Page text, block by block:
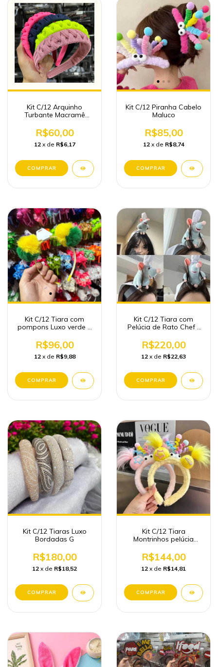
Kit C/12 Arquinho
Turbante Macramê
R$60,00
12 x de R$6,17
Kit C/12 Piranha Cabelo
Maluco
R$85,00
12 x de R$8,74
Kit C/12 Tiara com
pompons Luxo verde e
Mundo
R$96,00
12 x de R$9,88
Kit C/12 Tiara com
Pelúcia de Rato Chef (
R$220,00
12 x de R$22,63
Kit C/12 Tiaras Luxo
Bordadas G
R$180,00
12 x de R$18,52
Kit C/12 Tiara
Montrinhos pelúcia
R$144,00
12 x de R$14,81